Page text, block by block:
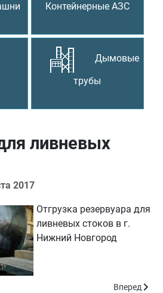
Контейнерные АЗС
Дымовые
трубы
ливневых
2017
Отгрузка резервуара для
ливневых стоков в г.
Нижний Новгород
для смеси воды и трансформаторного
Следующий:
Вперед